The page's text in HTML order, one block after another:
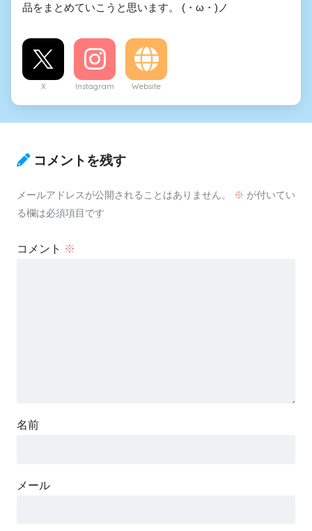
品をまとめていこうと思います。 (・ω・)ノ
X Instagram Website
コメントを残す
メールアドレスが公開されることはありません。 ※ が付いてい
る欄は必須項目です
コメント ※
名前
メール